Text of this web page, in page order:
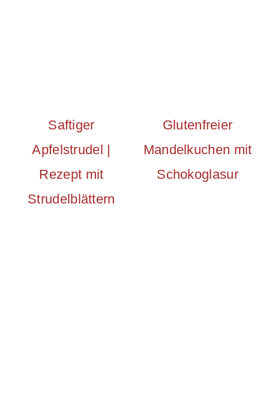
Saftiger
Apfelstrudel |
Rezept mit
Strudelblättern
Glutenfreier
Mandelkuchen mit
Schokoglasur